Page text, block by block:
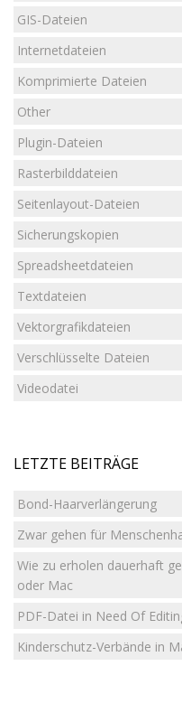
GIS-Dateien
Internetdateien
Komprimierte Dateien
Other
Plugin-Dateien
Rasterbilddateien
Seitenlayout-Dateien
Sicherungskopien
Spreadsheetdateien
Textdateien
Vektorgrafikdateien
Verschlüsselte Dateien
Videodatei
LETZTE BEITRÄGE
Bond-Haarverlängerung
Zwar gehen für
Wie zu erholen dauerhaft
oder Mac
PDF-Datei in Need Of
Kinderschutz-Verbände in